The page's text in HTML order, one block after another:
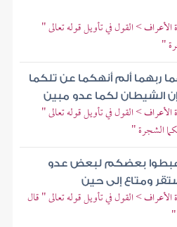
> القول في تأويل قوله تعالى "
"
ربهما ألم أنهكما عن تلكما
الشيطان لكما عدو مبين
> القول في تأويل قوله تعالى "
الشجرة "
بعضكم لبعض عدو
ومتاع إلى حين
> القول في تأويل قوله تعالى " قال